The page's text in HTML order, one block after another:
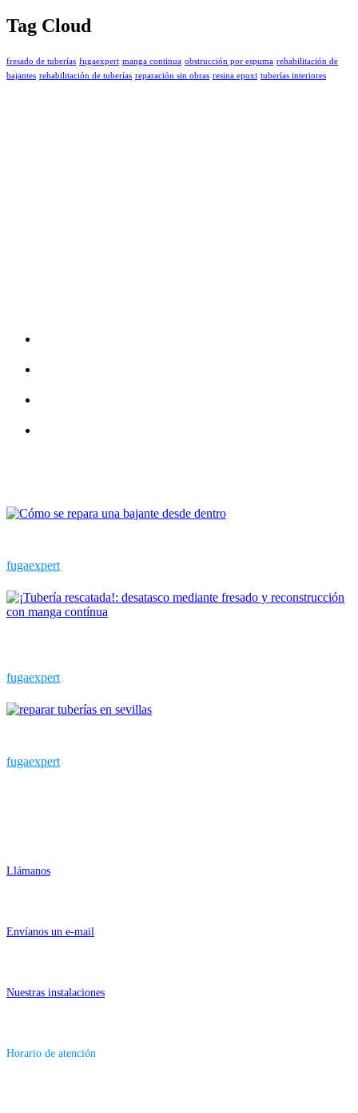
Tag Cloud
fresado de tuberías fugaexpert manga continua obstrucción por espuma rehabilitación de
bajantes rehabilitación de tuberías reparación sin obras resina epoxi tuberías interiores
fugaexpert
fugaexpert
fugaexpert
Llámanos
Envíanos un e-mail
Nuestras instalaciones
Horario de atención